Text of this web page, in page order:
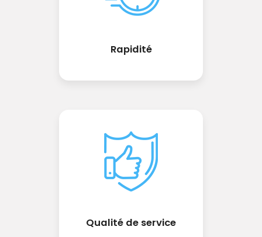
Rapidité
Qualité de service